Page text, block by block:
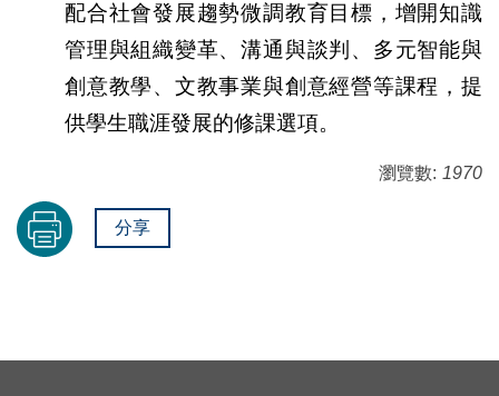
配合社會發展趨勢微調教育目標，增開知識
管理與組織變革、溝通與談判、多元智能與
創意教學、文教事業與創意經營等課程，提
供學生職涯發展的修課選項。
瀏覽數: 1970
分享